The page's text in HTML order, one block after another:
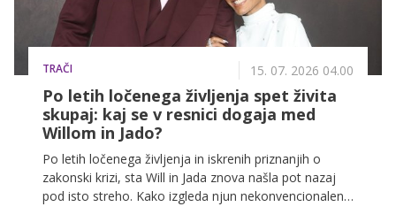
TRAČI 15. 07. 2026 04.00
Po letih ločenega življenja spet živita
skupaj: kaj se v resnici dogaja med
Willom in Jado?
Po letih ločenega življenja in iskrenih priznanjih o
zakonski krizi, sta Will in Jada znova našla pot nazaj
pod isto streho. Kako izgleda njun nekonvencionalen